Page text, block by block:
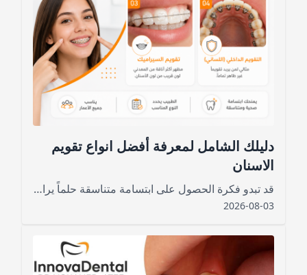
دليلك الشامل لمعرفة أفضل انواع تقويم
الاسنان
قد تبدو فكرة الحصول على ابتسامة متناسقة حلماً يراود الكثيرين، خاصةً لمن يشعرون بالحرج من اعوجاج أسنانهم أو تزاحمها، لكن مع التطور الكبير في طب الأسنان لم يعد الوصول إلى الابتسامة التي تتمناها أمراً صعباً
2026-08-03